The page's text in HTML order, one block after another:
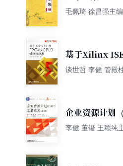
毛佩琦 徐昌强主
基于Xilinx
FPAG/CPLD设
谈世哲 李健 管殿
企业资源计划
用
李健 董锴 王颖纯